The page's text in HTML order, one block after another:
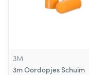
3M
3m Oordopjes Schuim